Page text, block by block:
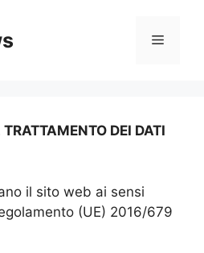
Menu
DEI DATI
il sito web ai sensi
(UE) 2016/679